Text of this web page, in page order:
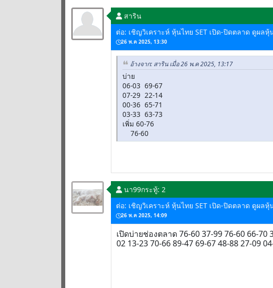
สาริน
ต่อ: เชิญวิเคราะห์ หุ้นไทย SET เปิด-ปิดตลาด ดูผล
26 พ.ค 2025, 13:30
อ้างจาก: สาริน เมื่อ 26 พ.ค 2025, 13:17
บ่าย
06-03 69-67
07-29 22-14
00-36 65-71
03-33 63-73
เพิ่ม 60-76
76-60
นา99กระทู้: 2
ต่อ: เชิญวิเคราะห์ หุ้นไทย SET เปิด-ปิดตลาด ดูผล
26 พ.ค 2025, 14:09
เปิดบ่ายช่องตลาด 76-60 37-99 76-60 66-70
02 13-23 70-66 89-47 69-67 48-88 27-09